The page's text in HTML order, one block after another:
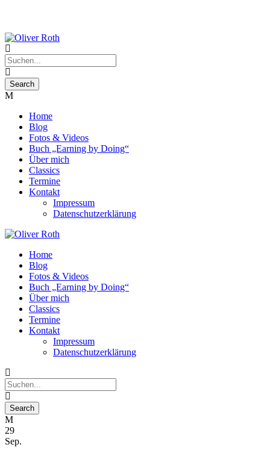
Home
Blog
Fotos & Videos
Buch „Earning by Doing“
Über mich
Classics
Termine
Kontakt
Impressum
Datenschutzerklärung
Home
Blog
Fotos & Videos
Buch „Earning by Doing“
Über mich
Classics
Termine
Kontakt
Impressum
Datenschutzerklärung
29
Sep.